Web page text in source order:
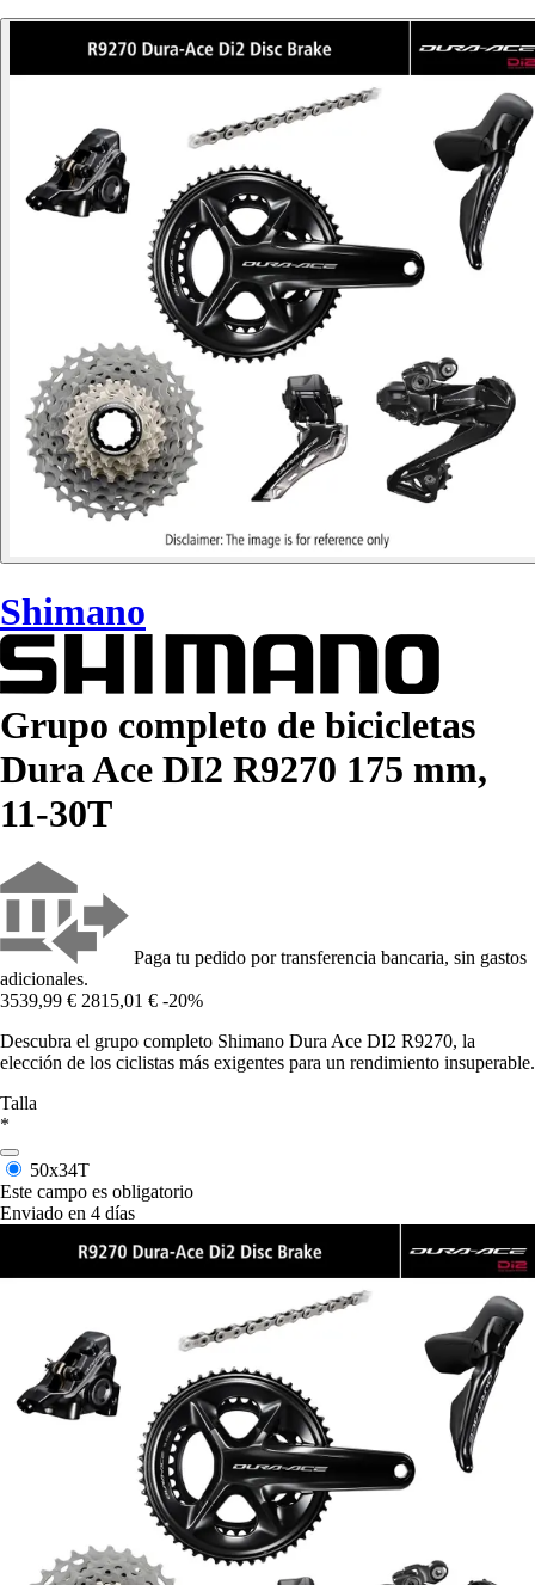
Shimano
Grupo completo de bicicletas
Dura Ace DI2 R9270 175 mm,
11-30T
Paga tu pedido por transferencia bancaria, sin gastos
adicionales.
3539,99 € 2815,01 € -20%
Descubra el grupo completo Shimano Dura Ace DI2 R9270, la
elección de los ciclistas más exigentes para un rendimiento insuperable.
Talla
*
50x34T
Este campo es obligatorio
Enviado en 4 días